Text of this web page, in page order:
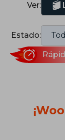
Ver:
Estado: